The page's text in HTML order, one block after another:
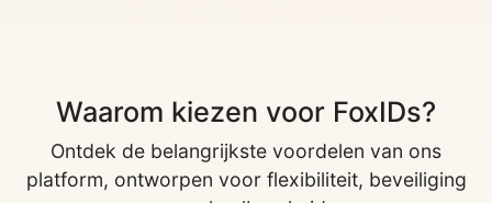
Waarom kiezen voor FoxIDs?
Ontdek de belangrijkste voordelen van ons
platform, ontworpen voor flexibiliteit, beveiliging